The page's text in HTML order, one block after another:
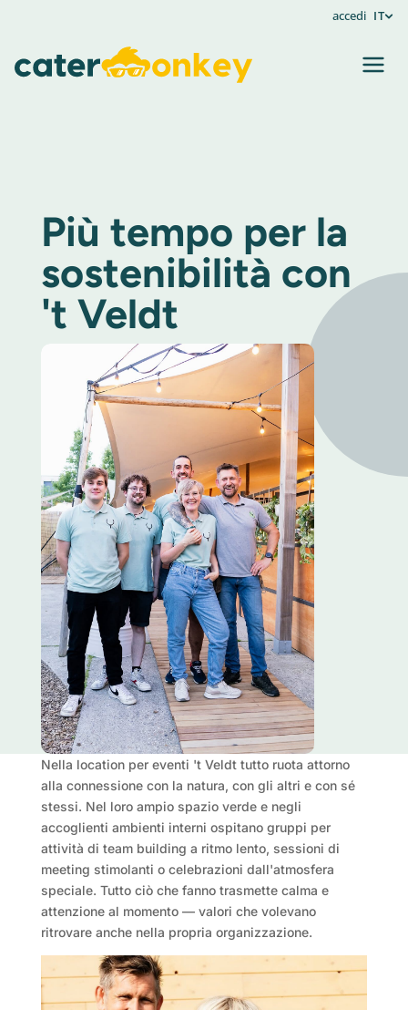
accedi IT
Più tempo per la
sostenibilità con
't Veldt
Nella location per eventi 't Veldt tutto ruota attorno
alla connessione con la natura, con gli altri e con sé
stessi. Nel loro ampio spazio verde e negli
accoglienti ambienti interni ospitano gruppi per
attività di team building a ritmo lento, sessioni di
meeting stimolanti o celebrazioni dall'atmosfera
speciale. Tutto ciò che fanno trasmette calma e
attenzione al momento — valori che volevano
ritrovare anche nella propria organizzazione.